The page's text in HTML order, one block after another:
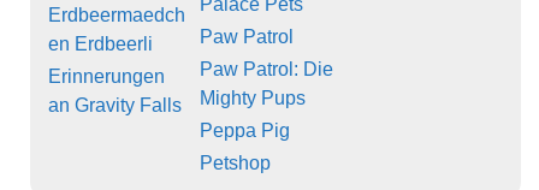
Erdbeermaedch
en Erdbeerli
Erinnerungen
an Gravity Falls
Palace Pets
Paw Patrol
Paw Patrol: Die
Mighty Pups
Peppa Pig
Petshop